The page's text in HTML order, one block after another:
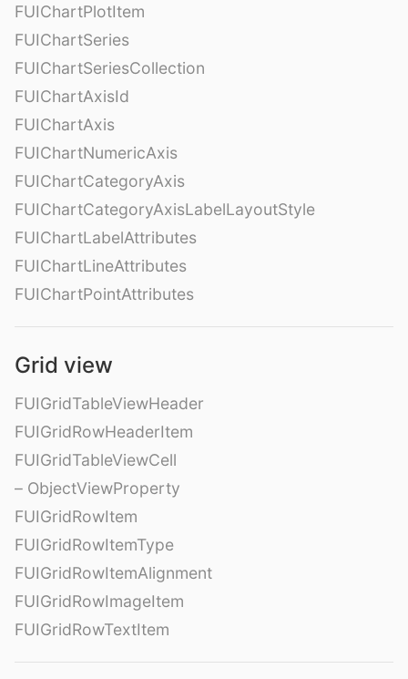
FUIChartPlotItem
FUIChartSeries
FUIChartSeriesCollection
FUIChartAxisId
FUIChartAxis
FUIChartNumericAxis
FUIChartCategoryAxis
FUIChartCategoryAxisLabelLayoutStyle
FUIChartLabelAttributes
FUIChartLineAttributes
FUIChartPointAttributes
Grid view
FUIGridTableViewHeader
FUIGridRowHeaderItem
FUIGridTableViewCell
– ObjectViewProperty
FUIGridRowItem
FUIGridRowItemType
FUIGridRowItemAlignment
FUIGridRowImageItem
FUIGridRowTextItem